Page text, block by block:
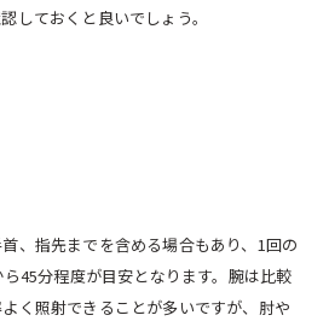
しておくと良いでしょう。
、指先までを含める場合もあり、1回の
45分程度が目安となります。腕は比較
く照射できることが多いですが、肘や